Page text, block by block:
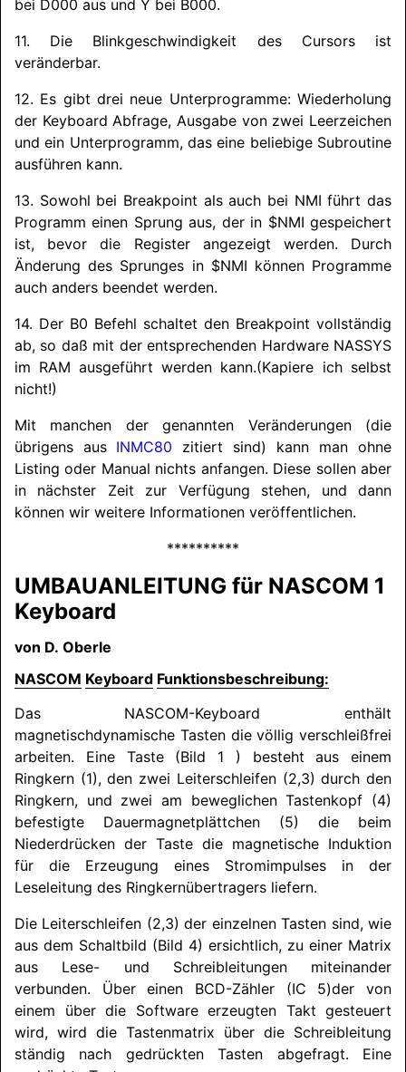
bei D000 aus und Y bei B000.
11. Die Blinkgeschwindigkeit des Cursors ist
veränderbar.
12. Es gibt drei neue Unterprogramme: Wiederholung
der Keyboard Abfrage, Ausgabe von zwei Leerzeichen
und ein Unterprogramm, das eine beliebige Subroutine
ausführen kann.
13. Sowohl bei Breakpoint als auch bei NMI führt das
Programm einen Sprung aus, der in $NMI gespeichert
ist, bevor die Register angezeigt werden. Durch
Änderung des Sprunges in $NMI können Programme
auch anders beendet werden.
14. Der B0 Befehl schaltet den Breakpoint vollständig
ab, so daß mit der entsprechenden Hardware NASSYS
im RAM ausgeführt werden kann.(Kapiere ich selbst
nicht!)
Mit manchen der genannten Veränderungen (die
übrigens aus INMC80 zitiert sind) kann man ohne
Listing oder Manual nichts anfangen. Diese sollen aber
in nächster Zeit zur Verfügung stehen, und dann
können wir weitere Informationen veröffentlichen.
**********
UMBAUANLEITUNG für NASCOM 1
Keyboard
von D. Oberle
NASCOM Keyboard Funktionsbeschreibung:
Das NASCOM-Keyboard enthält
magnetischdynamische Tasten die völlig verschleißfrei
arbeiten. Eine Taste (Bild 1 ) besteht aus einem
Ringkern (1), den zwei Leiterschleifen (2,3) durch den
Ringkern, und zwei am beweglichen Tastenkopf (4)
befestigte Dauermagnetplättchen (5) die beim
Niederdrücken der Taste die magnetische Induktion
für die Erzeugung eines Stromimpulses in der
Leseleitung des Ringkernübertragers liefern.
Die Leiterschleifen (2,3) der einzelnen Tasten sind, wie
aus dem Schaltbild (Bild 4) ersichtlich, zu einer Matrix
aus Lese- und Schreibleitungen miteinander
verbunden. Über einen BCD-Zähler (IC 5)der von
einem über die Software erzeugten Takt gesteuert
wird, wird die Tastenmatrix über die Schreibleitung
ständig nach gedrückten Tasten abgefragt. Eine